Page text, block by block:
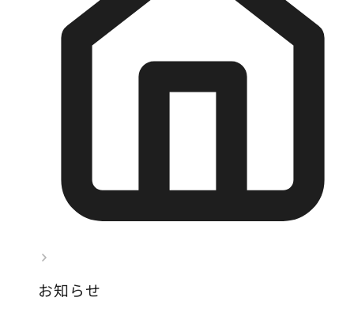
お知らせ